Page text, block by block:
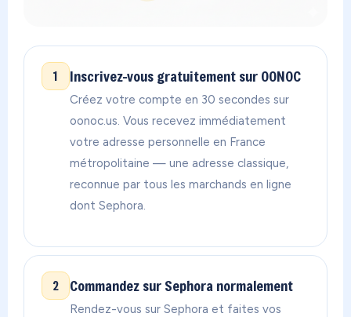
1 Inscrivez-vous gratuitement sur OONOC
Créez votre compte en 30 secondes sur
oonoc.us. Vous recevez immédiatement
votre adresse personnelle en France
métropolitaine — une adresse classique,
reconnue par tous les marchands en ligne
dont Sephora.
2 Commandez sur Sephora normalement
Rendez-vous sur Sephora et faites vos